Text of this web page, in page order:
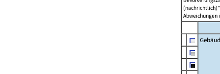
Abweichungen